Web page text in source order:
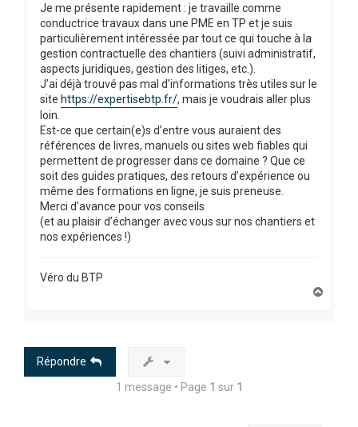
Je me présente rapidement : je travaille comme
conductrice travaux dans une PME en TP et je suis
particulièrement intéressée par tout ce qui touche à la
gestion contractuelle des chantiers (suivi administratif,
aspects juridiques, gestion des litiges, etc.).
J’ai déjà trouvé pas mal d’informations très utiles sur le
site https://expertisebtp.fr/, mais je voudrais aller plus
loin.
Est-ce que certain(e)s d’entre vous auraient des
références de livres, manuels ou sites web fiables qui
permettent de progresser dans ce domaine ? Que ce
soit des guides pratiques, des retours d’expérience ou
même des formations en ligne, je suis preneuse.
Merci d’avance pour vos conseils
(et au plaisir d’échanger avec vous sur nos chantiers et
nos expériences !)
Véro du BTP
Répondre
1 message • Page 1 sur 1